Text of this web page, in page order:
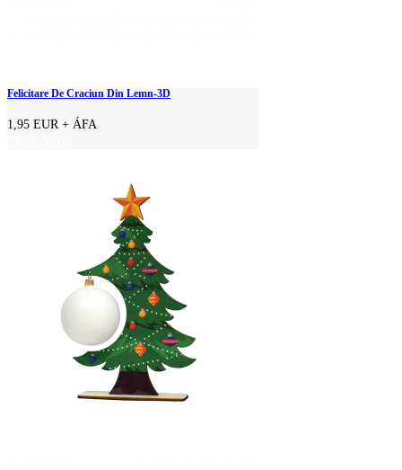
Felicitare De Craciun Din Lemn-3D
1,95 EUR + ÁFA